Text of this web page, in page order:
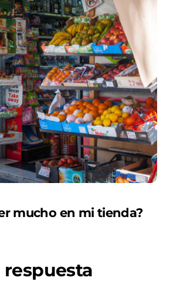
mucho en mi tienda?